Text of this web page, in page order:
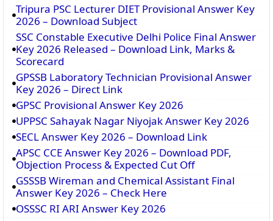
Tripura PSC Lecturer DIET Provisional Answer Key
2026 – Download Subject
SSC Constable Executive Delhi Police Final Answer
Key 2026 Released – Download Link, Marks &
Scorecard
GPSSB Laboratory Technician Provisional Answer
Key 2026 – Direct Link
GPSC Provisional Answer Key 2026
UPPSC Sahayak Nagar Niyojak Answer Key 2026
SECL Answer Key 2026 – Download Link
APSC CCE Answer Key 2026 – Download PDF,
Objection Process & Expected Cut Off
GSSSB Wireman and Chemical Assistant Final
Answer Key 2026 – Check Here
OSSSC RI ARI Answer Key 2026